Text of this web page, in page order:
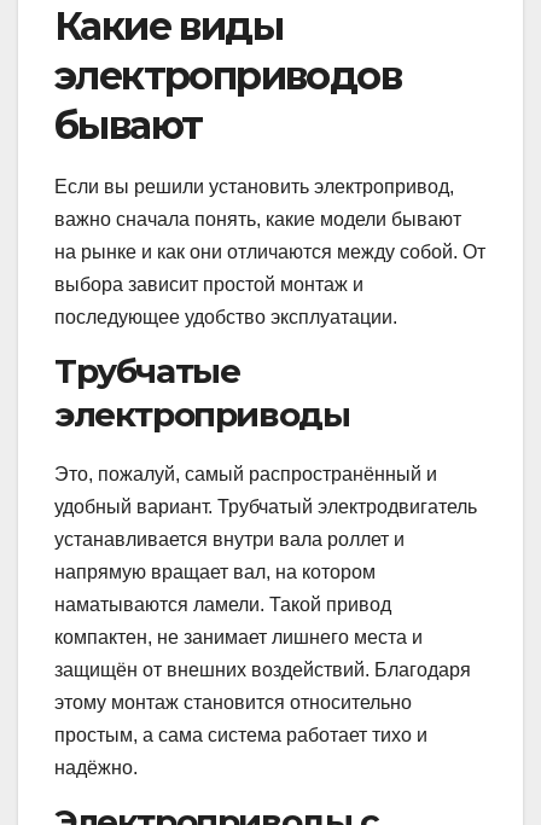
Какие виды
электроприводов
бывают
Если вы решили установить электропривод,
важно сначала понять, какие модели бывают
на рынке и как они отличаются между собой. От
выбора зависит простой монтаж и
последующее удобство эксплуатации.
Трубчатые
электроприводы
Это, пожалуй, самый распространённый и
удобный вариант. Трубчатый электродвигатель
устанавливается внутри вала роллет и
напрямую вращает вал, на котором
наматываются ламели. Такой привод
компактен, не занимает лишнего места и
защищён от внешних воздействий. Благодаря
этому монтаж становится относительно
простым, а сама система работает тихо и
надёжно.